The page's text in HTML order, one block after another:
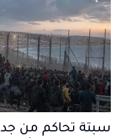
سبتة تحاكم من